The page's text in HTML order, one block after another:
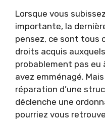
Lorsque vous
importante, la
pensez, ce sont tous
droits acquis auxquels
probablement pas eu
avez emménagé.
réparation d’une
déclenche une
pourriez vous